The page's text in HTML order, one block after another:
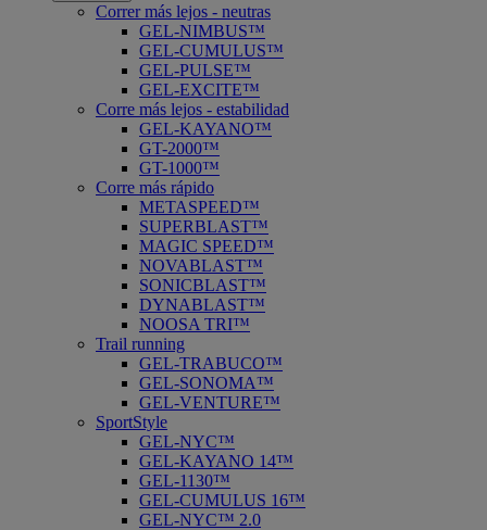
Correr más lejos - neutras
GEL-NIMBUS™
GEL-CUMULUS™
GEL-PULSE™
GEL-EXCITE™
Corre más lejos - estabilidad
GEL-KAYANO™
GT-2000™
GT-1000™
Corre más rápido
METASPEED™
SUPERBLAST™
MAGIC SPEED™
NOVABLAST™
SONICBLAST™
DYNABLAST™
NOOSA TRI™
Trail running
GEL-TRABUCO™
GEL-SONOMA™
GEL-VENTURE™
SportStyle
GEL-NYC™
GEL-KAYANO 14™
GEL-1130™
GEL-CUMULUS 16™
GEL-NYC™ 2.0